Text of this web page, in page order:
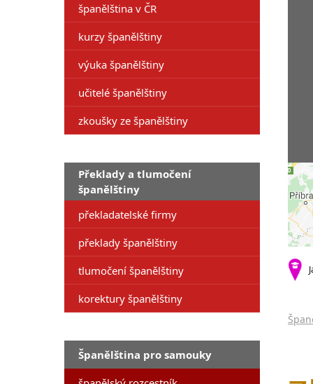
španělština v ČR
kurzy španělštiny
výuka španělštiny
učitelé španělštiny
zkoušky ze španělštiny
Překlady a tlumočení
španělštiny
překladatelské firmy
překlady španělštiny
tlumočení španělštiny
korektury španělštiny
Španělština pro samouky